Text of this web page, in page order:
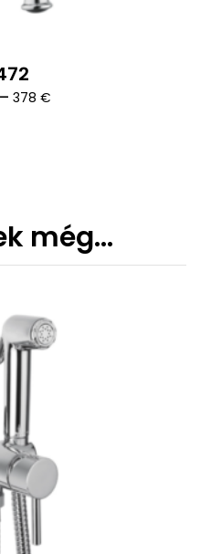
– 378 €Ártartomány:
még…